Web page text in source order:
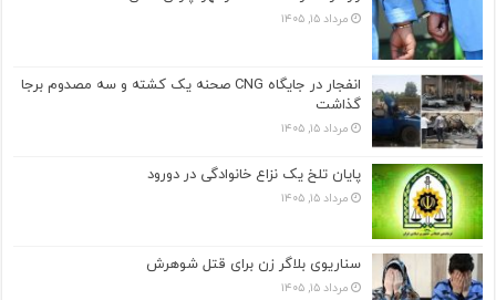
مرداد ۱۵, ۱۴۰۵
انفجار در جایگاه CNG صحنه یک کشته و سه مصدوم برجا
گذاشت
مرداد ۱۵, ۱۴۰۵
پایان تلخ یک نزاع خانوادگی در دورود
مرداد ۱۵, ۱۴۰۵
سناریوی بلاگر زن برای قتل شوهرش
مرداد ۱۵, ۱۴۰۵